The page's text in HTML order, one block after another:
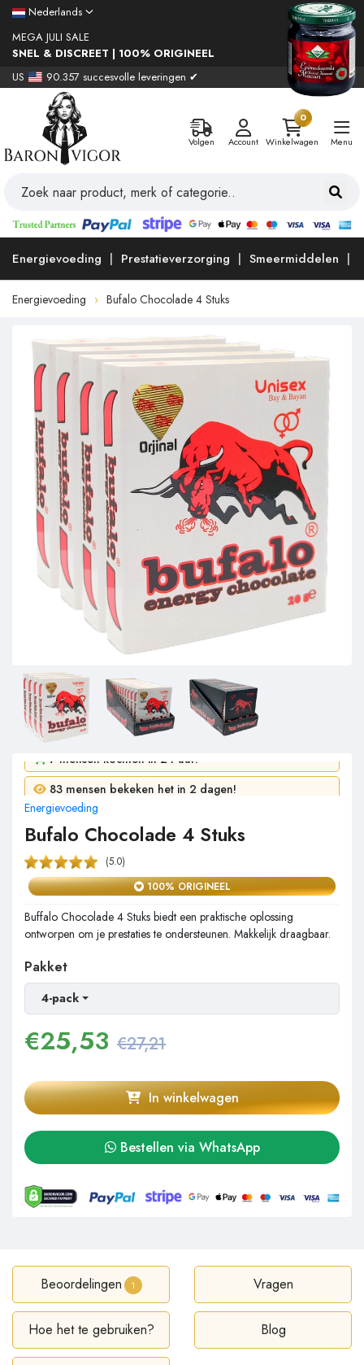
Nederlands
MEGA JULI SALE
SNEL & DISCREET | 100% ORIGINEEL
US
90.357 succesvolle leveringen ✔
Volgen Account
0
Winkelwagen
Menu
Energievoeding Prestatieverzorging Smeermiddelen
Energievoeding Bufalo Chocolade 4 Stuks
7 mensen kochten in 24 uur!
83 mensen bekeken het in 2 dagen!
Energievoeding
Bufalo Chocolade 4 Stuks
(5.0)
100% ORIGINEEL
Buffalo Chocolade 4 Stuks biedt een praktische oplossing
ontworpen om je prestaties te ondersteunen. Makkelijk draagbaar.
Pakket
4-pack
€25,53 €27,21
In winkelwagen
Bestellen via WhatsApp
Beoordelingen 1 Vragen
Hoe het te gebruiken? Blog